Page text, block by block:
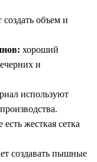
создать объем и
хороший
и
используют
есть жесткая сетка
создавать пышные